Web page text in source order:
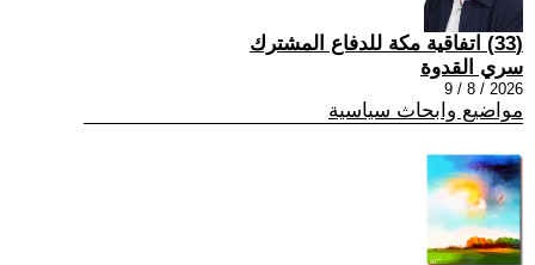
(33) اتفاقية مكة للدفاع المشترك
سري القدوة
2026 / 8 / 9
مواضيع وابحاث سياسية